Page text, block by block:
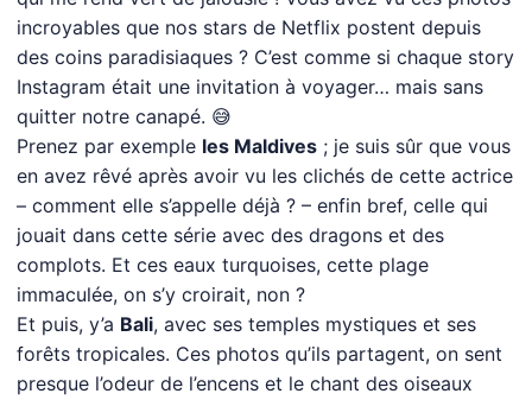
incroyables que nos stars de Netflix postent depuis
des coins paradisiaques ? C’est comme si chaque story
Instagram était une invitation à voyager… mais sans
quitter notre canapé. 😅
Prenez par exemple les Maldives ; je suis sûr que vous
en avez rêvé après avoir vu les clichés de cette actrice
– comment elle s’appelle déjà ? – enfin bref, celle qui
jouait dans cette série avec des dragons et des
complots. Et ces eaux turquoises, cette plage
immaculée, on s’y croirait, non ?
Et puis, y’a Bali, avec ses temples mystiques et ses
forêts tropicales. Ces photos qu’ils partagent, on sent
presque l’odeur de l’encens et le chant des oiseaux